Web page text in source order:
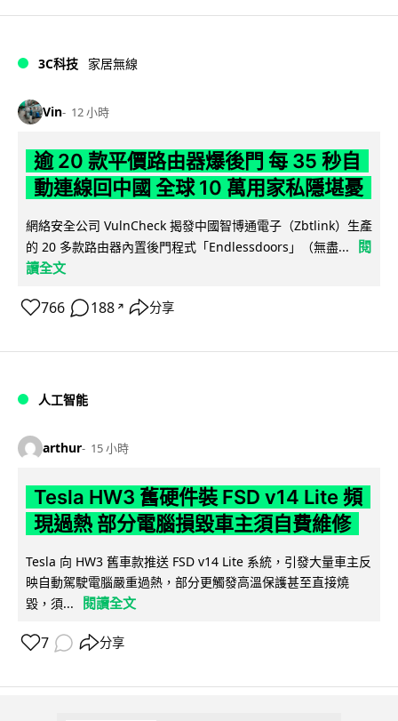
3C科技 家居無線
Vin 12 小時
逾 20 款平價路由器爆後門 每 35 秒自
動連線回中國 全球 10 萬用家私隱堪憂
網絡安全公司 VulnCheck 揭發中國智博通電子（Zbtlink）生產
的 20 多款路由器內置後門程式「Endlessdoors」（無盡...
閱
讀全文
766 188 ↗ 分享
人工智能
arthur 15 小時
Tesla HW3 舊硬件裝 FSD v14 Lite 頻
現過熱 部分電腦損毀車主須自費維修
Tesla 向 HW3 舊車款推送 FSD v14 Lite 系統，引發大量車主反
映自動駕駛電腦嚴重過熱，部分更觸發高溫保護甚至直接燒
毀，須...
閱讀全文
7 分享